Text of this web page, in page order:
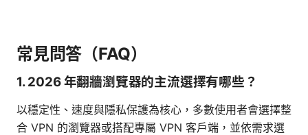
常見問答（FAQ）
1. 2026 年翻牆瀏覽器的主流選擇有哪些？
以穩定性、速度與隱私保護為核心，多數使用者會選擇整
合 VPN 的瀏覽器或搭配專屬 VPN 客戶端，並依需求選